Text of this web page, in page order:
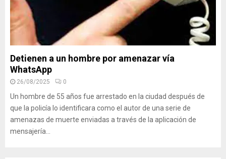
Detienen a un hombre por amenazar vía
WhatsApp
26/08/2025 0
Un hombre de 55 años fue arrestado en la ciudad después de
que la policía lo identificara como el autor de una serie de
amenazas de muerte enviadas a través de la aplicación de
mensajería...